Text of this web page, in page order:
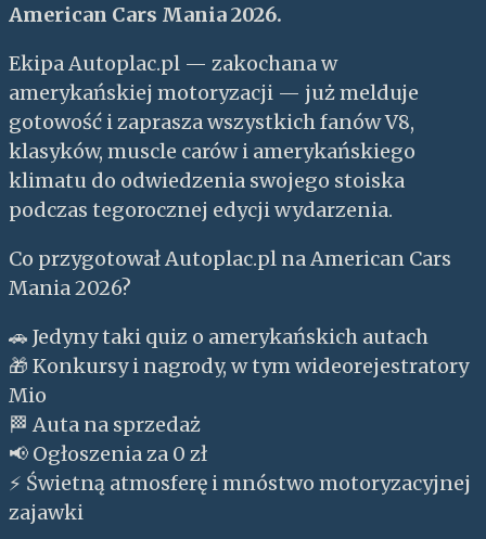
American Cars Mania 2026.
Ekipa Autoplac.pl — zakochana w
amerykańskiej motoryzacji — już melduje
gotowość i zaprasza wszystkich fanów V8,
klasyków, muscle carów i amerykańskiego
klimatu do odwiedzenia swojego stoiska
podczas tegorocznej edycji wydarzenia.
Co przygotował Autoplac.pl na American Cars
Mania 2026?
🚗 Jedyny taki quiz o amerykańskich autach
🎁 Konkursy i nagrody, w tym wideorejestratory
Mio
🏁 Auta na sprzedaż
📢 Ogłoszenia za 0 zł
⚡ Świetną atmosferę i mnóstwo motoryzacyjnej
zajawki